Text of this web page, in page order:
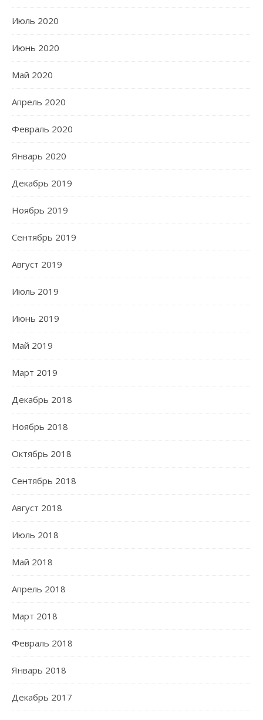
Июль 2020
Июнь 2020
Май 2020
Апрель 2020
Февраль 2020
Январь 2020
Декабрь 2019
Ноябрь 2019
Сентябрь 2019
Август 2019
Июль 2019
Июнь 2019
Май 2019
Март 2019
Декабрь 2018
Ноябрь 2018
Октябрь 2018
Сентябрь 2018
Август 2018
Июль 2018
Май 2018
Апрель 2018
Март 2018
Февраль 2018
Январь 2018
Декабрь 2017